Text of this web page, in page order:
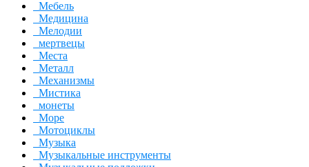
Мебель
Медицина
Мелодии
мертвецы
Места
Металл
Механизмы
Мистика
монеты
Море
Мотоциклы
Музыка
Музыкальные инструменты